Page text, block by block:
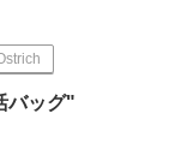
バッグ"